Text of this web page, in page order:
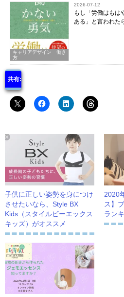
キャリアデザイン 働き
方
2026-07-12
もし「労働はもは
ある」と言われた
共有:
子供に正しい姿勢を身につけ
させたいなら、Style BX
Kids（スタイルビーエックス
キッズ）がオススメ
2020
ス】
ラン